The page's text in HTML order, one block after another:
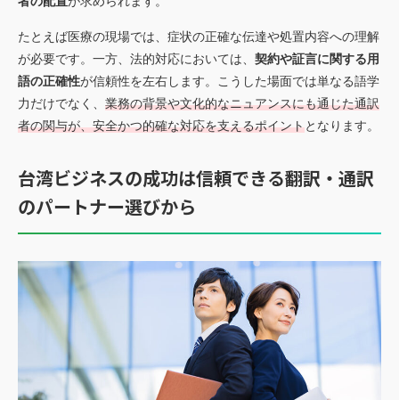
たとえば医療の現場では、症状の正確な伝達や処置内容への理解
が必要です。一方、法的対応においては、 契約や証言に関する用
語の正確性が信頼性を左右します。こうした場面では単なる語学
力だけでなく、 業務の背景や文化的なニュアンスにも通じた通訳
者の関与が、安全かつ的確な対応を支えるポイントとなります。
台湾ビジネスの成功は信頼できる翻訳・通訳
のパートナー選びから